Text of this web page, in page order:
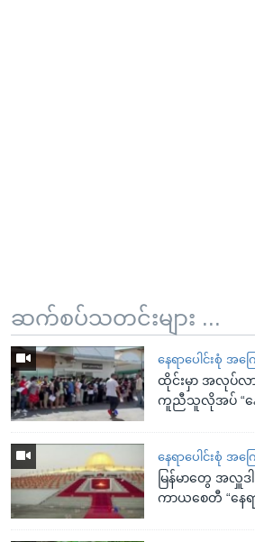
ဆက်စပ်သတင်းများ ...
နေရာပေါင်းစုံ အကြ
ထိုင်းမှာ အလုပ်
ကူညီသူလိုအပ် “နေရ
နေရာပေါင်းစုံ အကြ
မြန်မာတွေ အလှူဒ
ကာယစေတီ “နေရာ